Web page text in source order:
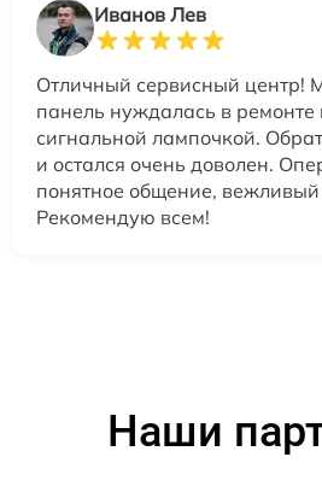
Иванов Лев
Отличный сервисный центр!
панель нуждалась в ремонте
сигнальной лампочкой.
и остался очень доволен.
понятное общение, вежливый
Рекомендую всем!
Наши